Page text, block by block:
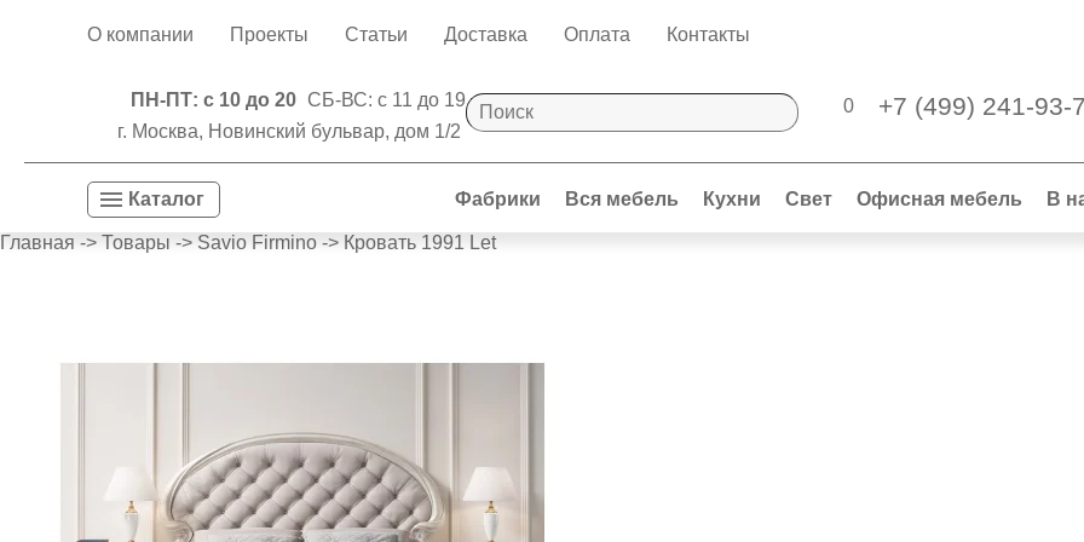
О компании Проекты Статьи Доставка Оплата Контакты
ПН-ПТ: с 10 до 20 СБ-ВС: с 11 до 19
г. Москва, Новинский бульвар, дом 1/2
0 +7 (499) 241-93-
Фабрики Вся мебель Кухни Свет Офисная мебель В
Каталог
Главная -> Товары -> Savio Firmino -> Кровать 1991 Let